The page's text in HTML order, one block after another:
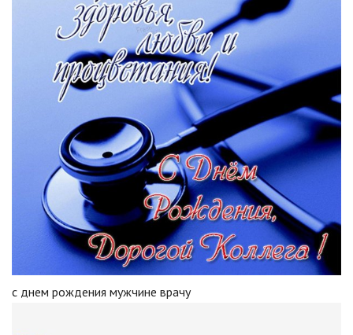
с днем рождения мужчине врачу